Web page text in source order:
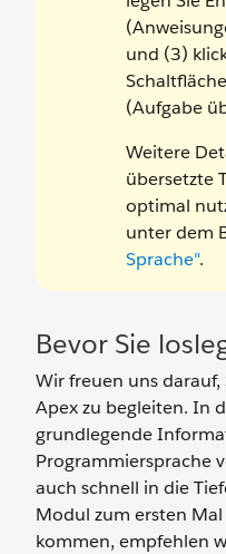
und (3)
(Aufgabe
Weitere
übersetzte
optimal
unter dem
Sprache".
Bevor Sie
Wir freuen uns
Apex zu begleiten. In
grundlegende
Programmiersprache
auch schnell in die
Modul zum ersten
kommen, empfehlen